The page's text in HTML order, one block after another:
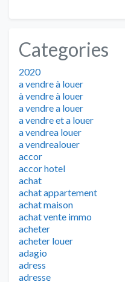
Categories
2020
a vendre à louer
à vendre à louer
a vendre a louer
a vendre et a louer
a vendrea louer
a vendrealouer
accor
accor hotel
achat
achat appartement
achat maison
achat vente immo
acheter
acheter louer
adagio
adress
adresse